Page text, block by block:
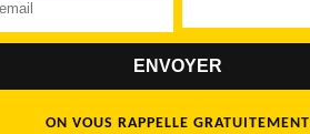
ON VOUS RAPPELLE GRATUITEMENT